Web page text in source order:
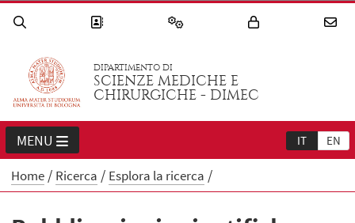
DIPARTIMENTO DI
SCIENZE MEDICHE E
CHIRURGICHE - DIMEC
IT EN
MENU
Home Ricerca Esplora la ricerca